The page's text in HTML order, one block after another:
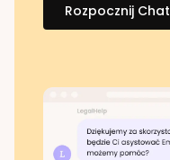
Rozpocznij Chat